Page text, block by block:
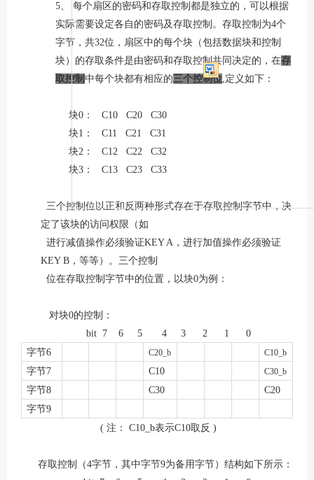
5、 每个扇区的密码和存取控制都是独立的，可以根据
实际需要设定各自的密码及存取控制。存取控制为4个
字节，共32位，扇区中的每个块（包括数据块和控制
块）的存取条件是由密码和存取控制共同决定的，在存
取控制 中每个块都有相应的三个控制位,定义如下：
块0 ： C10 C20 C30
块1 ： C11 C21 C31
块2 ： C12 C22 C32
块3 ： C13 C23 C33
三个控制位以正和反两种形式存在于存取控制字节中，决
定了该块的访问权限（如
进行减值操作必须验证KEY A ，进行加值操作必须验证
KEY B ，等等）。三个控制
位在存取控制字节中的位置，以块0为例：
对块0的控制：
bit 7 6 5 4 3 2 1 0
字节6 C20_ b C10_b
字节7 C10 C30_b
字节8 C30
C20
字节9
( 注： C10_b表示C10取反 )
存取控制（4字节，其中字节9为备用字节）结构如下所示：